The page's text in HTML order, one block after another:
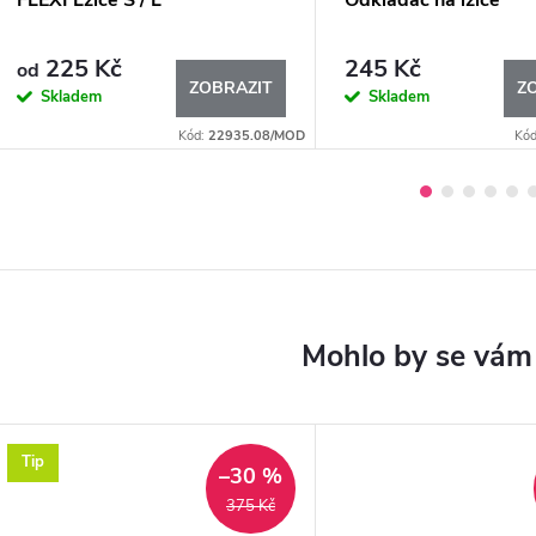
od 225 Kč
Skladem ZOBRAZIT
Kód: 22935.08/MOD
245 Kč
Skladem
Tip
375 Kč
–30 %